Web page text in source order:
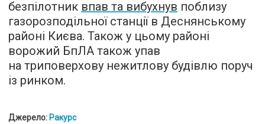
безпілотник впав та вибухнув поблизу
газорозподільної станції в Деснянському
районі Києва. Також у цьому районі
ворожий БпЛА також упав
на триповерхову нежитлову будівлю поруч
із ринком.
Джерело: Ракурс